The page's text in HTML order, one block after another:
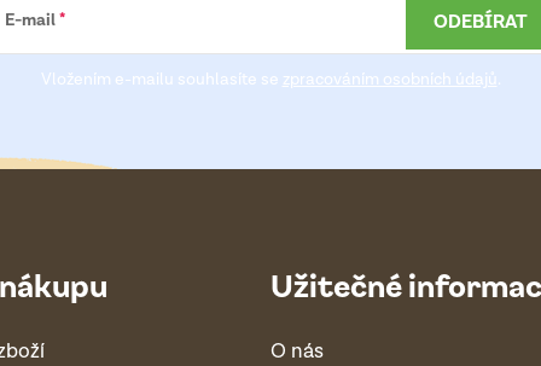
E-mail
Vložením e-mailu souhlasíte se zpracováním osobních údajů.
ODEBÍRAT
Užitečné
O nás